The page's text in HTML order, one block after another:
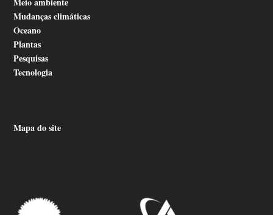
Mudanças climáticas
Oceano
Plantas
Pesquisas
Tecnologia
Mapa do site